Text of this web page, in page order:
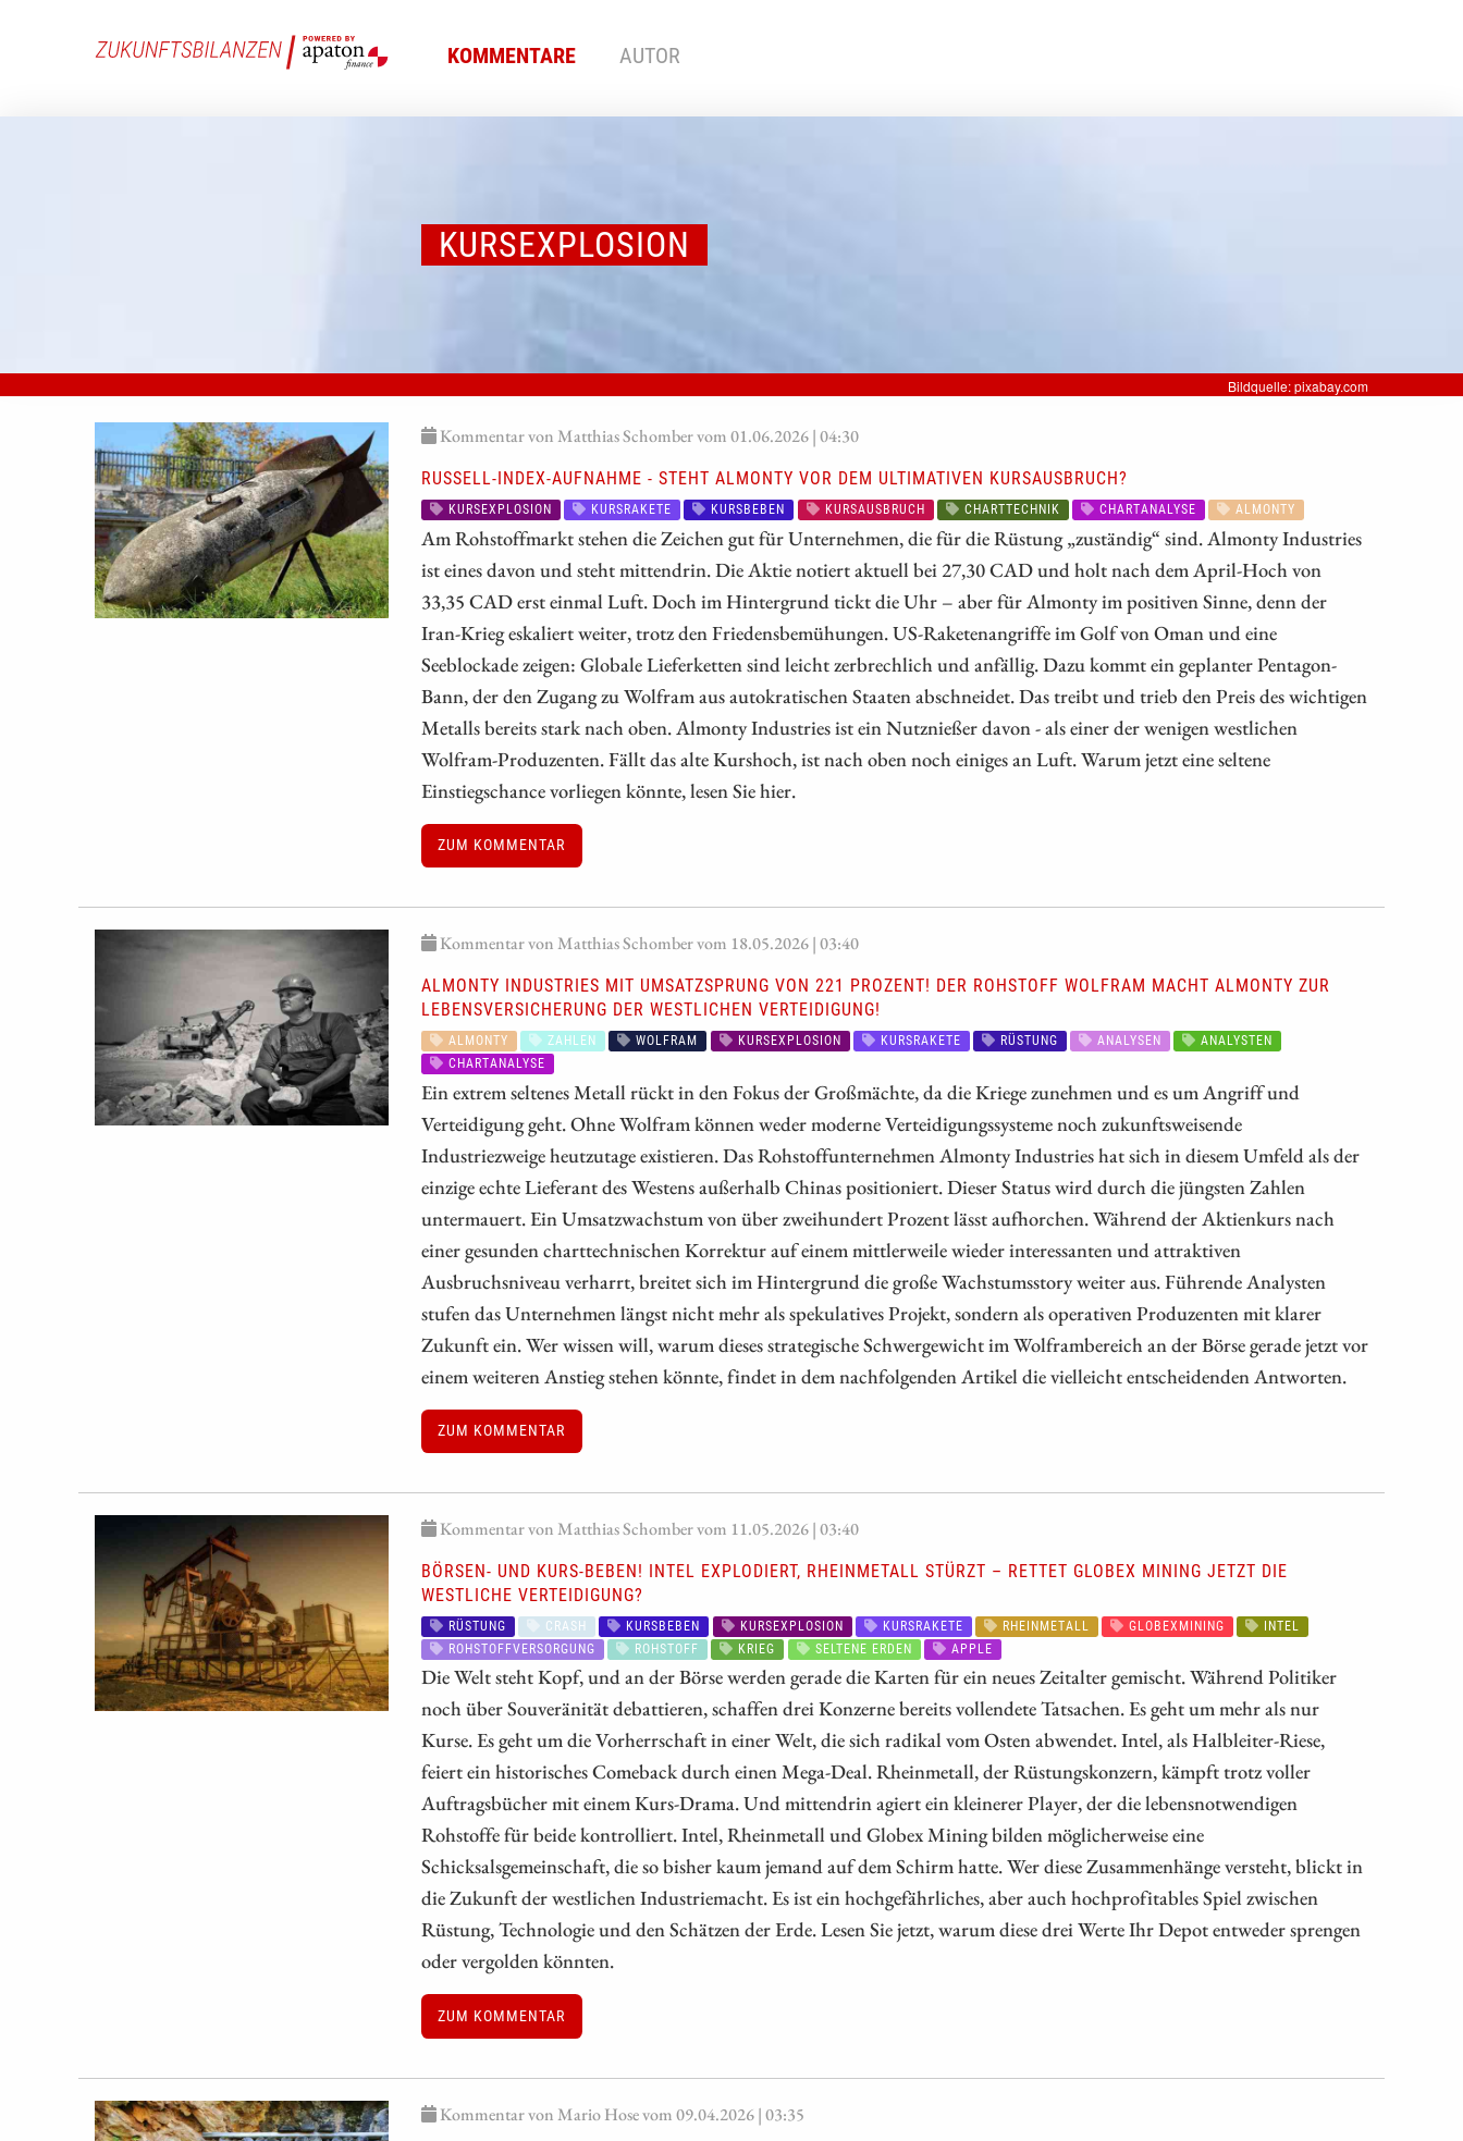
KOMMENTARE AUTOR
KURSEXPLOSION
Bildquelle: pixabay.com
Kommentar von Matthias Schomber vom 01.06.2026 | 04:30
RUSSELL-INDEX-AUFNAHME - STEHT ALMONTY VOR DEM ULTIMATIVEN KURSAUSBRUCH?
KURSEXPLOSION KURSRAKETE KURSBEBEN KURSAUSBRUCH CHARTTECHNIK CHARTANALYSE ALMONTY
Am Rohstoffmarkt stehen die Zeichen gut für Unternehmen, die für die Rüstung „zuständig“ sind. Almonty Industries
ist eines davon und steht mittendrin. Die Aktie notiert aktuell bei 27,30 CAD und holt nach dem April-Hoch von
33,35 CAD erst einmal Luft. Doch im Hintergrund tickt die Uhr – aber für Almonty im positiven Sinne, denn der
Iran-Krieg eskaliert weiter, trotz den Friedensbemühungen. US-Raketenangriffe im Golf von Oman und eine
Seeblockade zeigen: Globale Lieferketten sind leicht zerbrechlich und anfällig. Dazu kommt ein geplanter Pentagon-
Bann, der den Zugang zu Wolfram aus autokratischen Staaten abschneidet. Das treibt und trieb den Preis des wichtigen
Metalls bereits stark nach oben. Almonty Industries ist ein Nutznießer davon - als einer der wenigen westlichen
Wolfram-Produzenten. Fällt das alte Kurshoch, ist nach oben noch einiges an Luft. Warum jetzt eine seltene
Einstiegschance vorliegen könnte, lesen Sie hier.
ZUM KOMMENTAR
Kommentar von Matthias Schomber vom 18.05.2026 | 03:40
ALMONTY INDUSTRIES MIT UMSATZSPRUNG VON 221 PROZENT! DER ROHSTOFF WOLFRAM MACHT ALMONTY ZUR
LEBENSVERSICHERUNG DER WESTLICHEN VERTEIDIGUNG!
ALMONTY ZAHLEN WOLFRAM KURSEXPLOSION KURSRAKETE RÜSTUNG ANALYSEN
ANALYSTEN
CHARTANALYSE
Ein extrem seltenes Metall rückt in den Fokus der Großmächte, da die Kriege zunehmen und es um Angriff und
Verteidigung geht. Ohne Wolfram können weder moderne Verteidigungssysteme noch zukunftsweisende
Industriezweige heutzutage existieren. Das Rohstoffunternehmen Almonty Industries hat sich in diesem Umfeld als der
einzige echte Lieferant des Westens außerhalb Chinas positioniert. Dieser Status wird durch die jüngsten Zahlen
untermauert. Ein Umsatzwachstum von über zweihundert Prozent lässt aufhorchen. Während der Aktienkurs nach
einer gesunden charttechnischen Korrektur auf einem mittlerweile wieder interessanten und attraktiven
Ausbruchsniveau verharrt, breitet sich im Hintergrund die große Wachstumsstory weiter aus. Führende Analysten
stufen das Unternehmen längst nicht mehr als spekulatives Projekt, sondern als operativen Produzenten mit klarer
Zukunft ein. Wer wissen will, warum dieses strategische Schwergewicht im Wolframbereich an der Börse gerade jetzt vor
einem weiteren Anstieg stehen könnte, findet in dem nachfolgenden Artikel die vielleicht entscheidenden Antworten.
ZUM KOMMENTAR
Kommentar von Matthias Schomber vom 11.05.2026 | 03:40
BÖRSEN- UND KURS-BEBEN! INTEL EXPLODIERT, RHEINMETALL STÜRZT – RETTET GLOBEX MINING JETZT DIE
WESTLICHE VERTEIDIGUNG?
RÜSTUNG CRASH KURSBEBEN KURSEXPLOSION KURSRAKETE RHEINMETALL GLOBEXMINING
INTEL
ROHSTOFFVERSORGUNG
ROHSTOFF KRIEG SELTENE ERDEN APPLE
Die Welt steht Kopf, und an der Börse werden gerade die Karten für ein neues Zeitalter gemischt. Während Politiker
noch über Souveränität debattieren, schaffen drei Konzerne bereits vollendete Tatsachen. Es geht um mehr als nur
Kurse. Es geht um die Vorherrschaft in einer Welt, die sich radikal vom Osten abwendet. Intel, als Halbleiter-Riese,
feiert ein historisches Comeback durch einen Mega-Deal. Rheinmetall, der Rüstungskonzern, kämpft trotz voller
Auftragsbücher mit einem Kurs-Drama. Und mittendrin agiert ein kleinerer Player, der die lebensnotwendigen
Rohstoffe für beide kontrolliert. Intel, Rheinmetall und Globex Mining bilden möglicherweise eine
Schicksalsgemeinschaft, die so bisher kaum jemand auf dem Schirm hatte. Wer diese Zusammenhänge versteht, blickt in
die Zukunft der westlichen Industriemacht. Es ist ein hochgefährliches, aber auch hochprofitables Spiel zwischen
Rüstung, Technologie und den Schätzen der Erde. Lesen Sie jetzt, warum diese drei Werte Ihr Depot entweder sprengen
oder vergolden könnten.
ZUM KOMMENTAR
Kommentar von Mario Hose vom 09.04.2026 | 03:35